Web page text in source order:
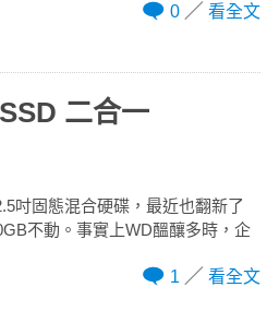
0
看全文
二合一
吋固態混合硬碟，最近也翻新了
不動。事實上WD醞釀多時，企
1
看全文